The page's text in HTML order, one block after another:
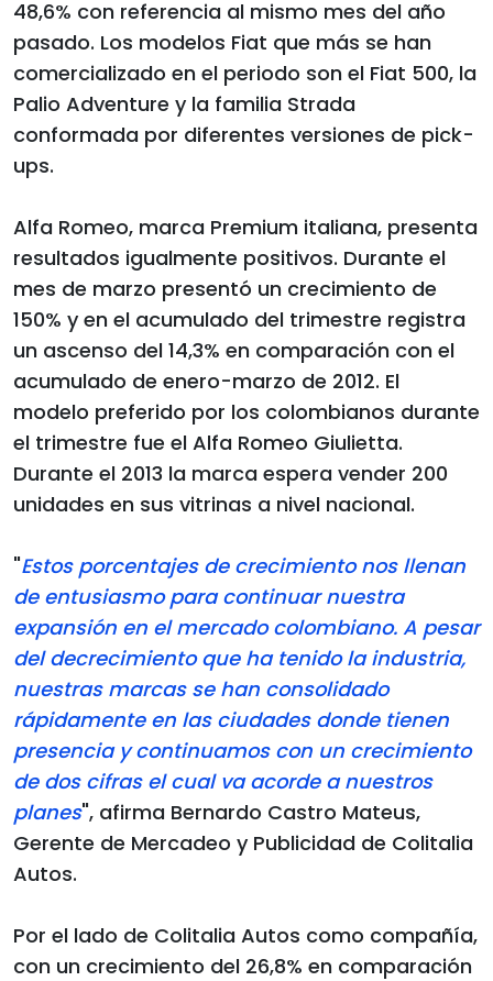
48,6% con referencia al mismo mes del año
pasado. Los modelos Fiat que más se han
comercializado en el periodo son el Fiat 500, la
Palio Adventure y la familia Strada
conformada por diferentes versiones de pick-
ups.
Alfa Romeo, marca Premium italiana, presenta
resultados igualmente positivos. Durante el
mes de marzo presentó un crecimiento de
150% y en el acumulado del trimestre registra
un ascenso del 14,3% en comparación con el
acumulado de enero-marzo de 2012. El
modelo preferido por los colombianos durante
el trimestre fue el Alfa Romeo Giulietta.
Durante el 2013 la marca espera vender 200
unidades en sus vitrinas a nivel nacional.
"Estos porcentajes de crecimiento nos llenan
de entusiasmo para continuar nuestra
expansión en el mercado colombiano. A pesar
del decrecimiento que ha tenido la industria,
nuestras marcas se han consolidado
rápidamente en las ciudades donde tienen
presencia y continuamos con un crecimiento
de dos cifras el cual va acorde a nuestros
planes", afirma Bernardo Castro Mateus,
Gerente de Mercadeo y Publicidad de Colitalia
Autos.
Por el lado de Colitalia Autos como compañía,
con un crecimiento del 26,8% en comparación